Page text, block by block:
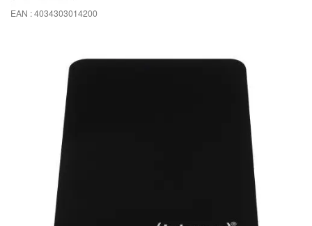
EAN : 4034303014200